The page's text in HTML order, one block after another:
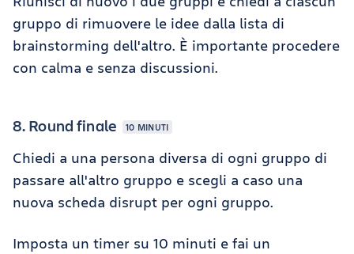
gruppo di rimuovere le idee dalla lista di
brainstorming dell'altro. È importante procedere
con calma e senza discussioni.
8. Round finale 10 MINUTI
Chiedi a una persona diversa di ogni gruppo di
passare all'altro gruppo e scegli a caso una
nuova scheda disrupt per ogni gruppo.
Imposta un timer su 10 minuti e fai un